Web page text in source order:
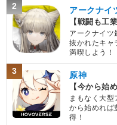
2 アークナイ
【戦闘も工
アークナイツ
抜かれたキャ
満喫しよう！
3 原神
【今から始
まもなく大
から始めれば
得！